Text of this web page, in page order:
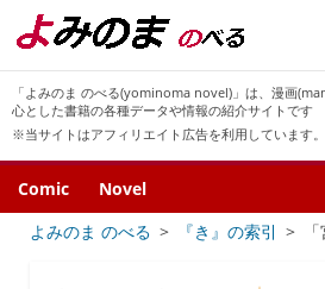
「よみのま のべる(yominoma novel)」は、漫画
心とした書籍の各種データや情報の紹介サイトです
※当サイトはアフィリエイト広告を利用しています。
Comic
Novel
よみのま のべる
『き』の索引